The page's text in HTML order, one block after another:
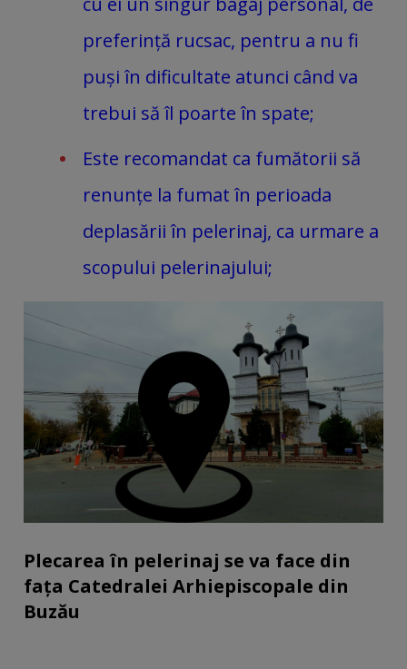
preferință rucsac, pentru a nu fi
puși în dificultate atunci când va
trebui să îl poarte în spate;
Este recomandat ca fumătorii să
renunțe la fumat în perioada
deplasării în pelerinaj, ca urmare a
scopului pelerinajului;
Plecarea în pelerinaj se va face din
fața Catedralei Arhiepiscopale din
Buzău